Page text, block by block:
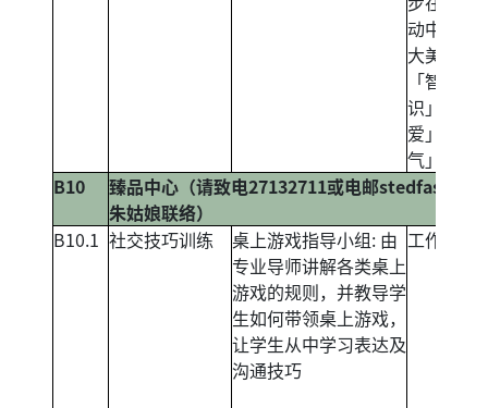
动中培养
大美德中
「智能与
识」、「
爱」和「
气」。
B10
臻品中心（请致电27132711或电邮
朱姑娘联络）
B10.1 社交技巧训练
桌上游戏指导小组: 由
专业导师讲解各类桌上
游戏的规则，并教导学
生如何带领桌上游戏，
让学生从中学习表达及
沟通技巧
工作坊